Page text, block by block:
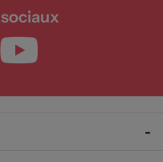
sociaux